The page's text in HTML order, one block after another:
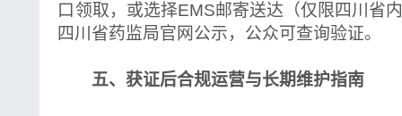
口领取，或选择EMS邮寄送达（仅限四川省
四川省药监局官网公示，公众可查询验证。
五、获证后合规运营与长期维护指南